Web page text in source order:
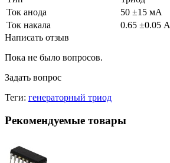
Ток анода
50 ±15 мА
Ток накала
0.65 ±0.05 А
Написать отзыв
Пока не было вопросов.
Задать вопрос
Теги: генераторный триод
Рекомендуемые товары